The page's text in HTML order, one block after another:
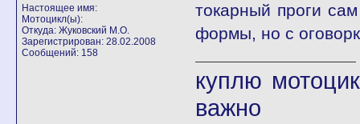
Настоящее имя:
Мотоцикл(ы):
Откуда: Жуковский М.О.
Зарегистрирован: 28.02.2008
Сообщений: 158
токарный проги
формы, но с
куплю
важно